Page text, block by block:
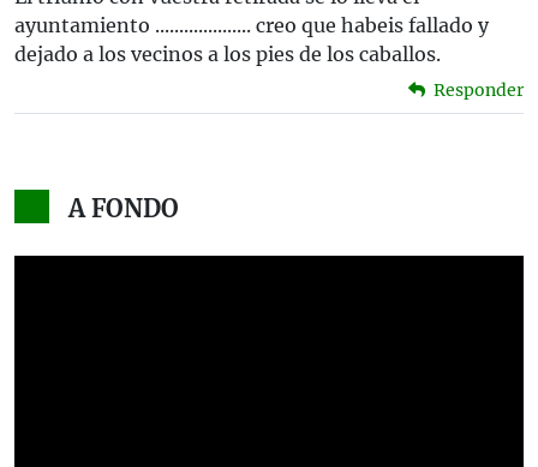
ayuntamiento .................... creo que habeis fallado y
dejado a los vecinos a los pies de los caballos.
Responder
A FONDO